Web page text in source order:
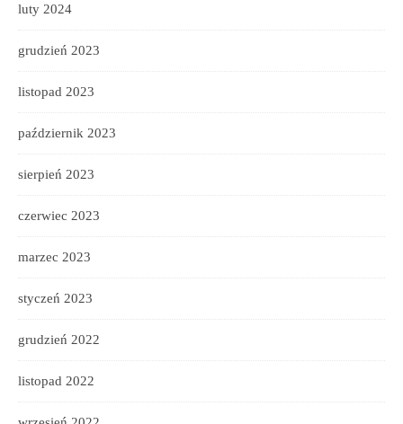
luty 2024
grudzień 2023
listopad 2023
październik 2023
sierpień 2023
czerwiec 2023
marzec 2023
styczeń 2023
grudzień 2022
listopad 2022